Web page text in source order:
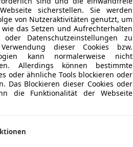
sicherstellen. Sie werden
von Nutzeraktivitäten genutzt, um
das Setzen und Aufrechterhalten
Datenschutzeinstellungen zu
dieser Cookies bzw.
kann normalerweise nicht
Allerdings können bestimmte
oder ähnliche Tools blockieren oder
Das Blockieren dieser Cookies oder
die Funktionalität der Webseite